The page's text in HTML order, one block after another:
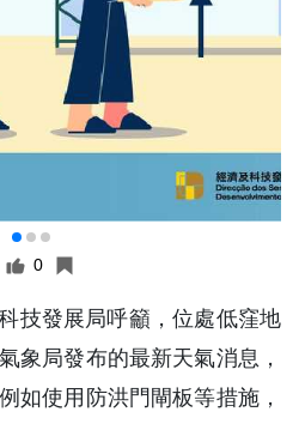
0
技發展局呼籲，位處低窪地
象局發布的最新天氣消息，
如使用防洪門閘板等措施，